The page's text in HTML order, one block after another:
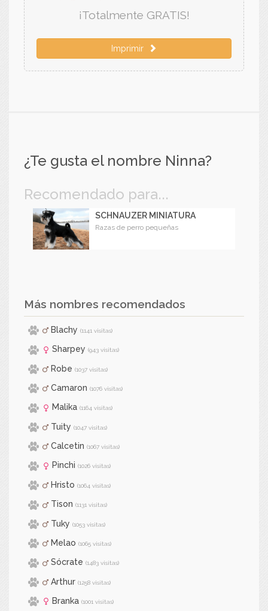
¡Totalmente GRATIS!
Imprimir
¿Te gusta el nombre Ninna?
Recomendado para...
SCHNAUZER MINIATURA
Razas de perro pequeñas
Más nombres recomendados
Blachy (1141 visitas)
Sharpey (943 visitas)
Robe (1037 visitas)
Camaron (1076 visitas)
Malika (1164 visitas)
Tuity (1047 visitas)
Calcetin (1067 visitas)
Pinchi (1026 visitas)
Hristo (1064 visitas)
Tison (1131 visitas)
Tuky (1053 visitas)
Melao (1065 visitas)
Sócrate (1483 visitas)
Arthur (1258 visitas)
Branka (1001 visitas)